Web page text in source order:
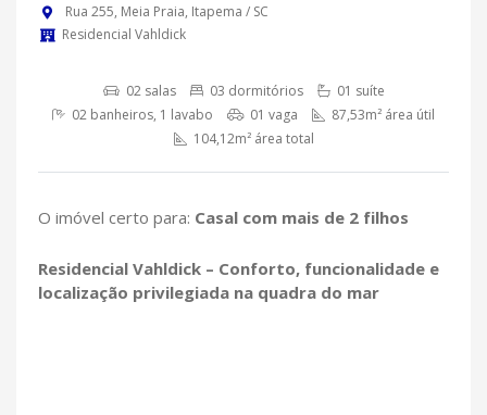
Rua 255, Meia Praia, Itapema / SC
Residencial Vahldick
02 salas 03 dormitórios
01 suíte
02 banheiros, 1 lavabo
01 vaga
87,53m² área útil
104,12m² área total
O imóvel certo para: Casal com mais de 2 filhos
Residencial Vahldick – Conforto, funcionalidade e
localização privilegiada na quadra do mar